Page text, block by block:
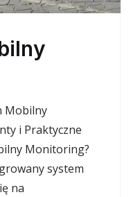
Mobilny
i Praktyczne
Monitoring?
system
na